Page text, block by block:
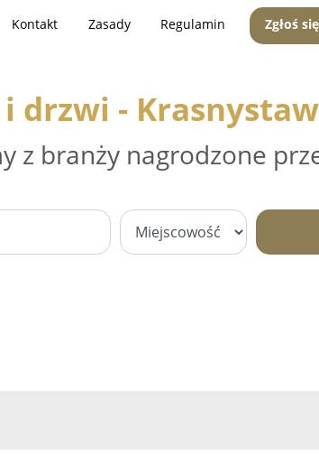
Kontakt Zasady Regulamin Zgłoś się
drzwi - Krasnystaw
z branży nagrodzone